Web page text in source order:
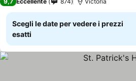
Scegli le date per vedere i prezzi
esatti